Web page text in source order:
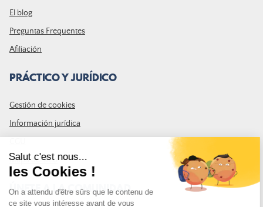
El blog
Preguntas Frequentes
Afiliación
PRÁCTICO Y JURÍDICO
Gestión de cookies
Información jurídica
Mapa del sitio
ÚNETE A LA COMUNIDAD